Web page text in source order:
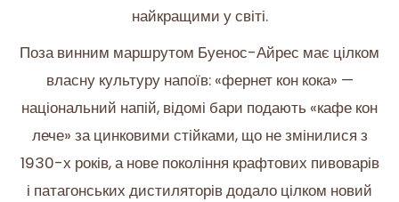
найкращими у світі.
Поза винним маршрутом Буенос-Айрес має цілком
власну культуру напоїв: «фернет кон кока» —
національний напій, відомі бари подають «кафе кон
лече» за цинковими стійками, що не змінилися з
1930-х років, а нове покоління крафтових пивоварів
і патагонських дистиляторів додало цілком новий